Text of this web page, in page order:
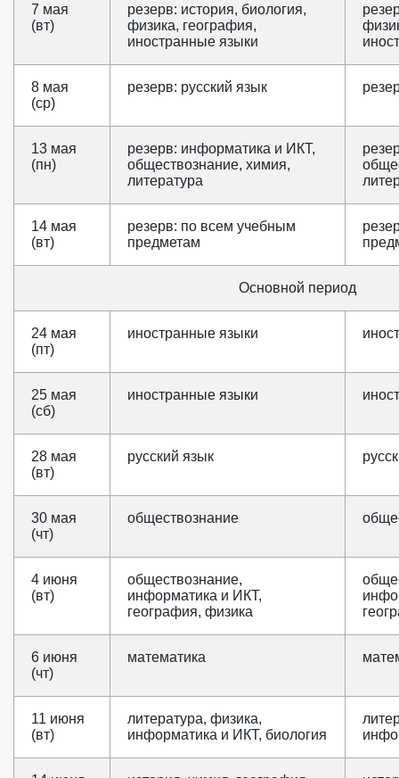
7 мая
(вт)
резерв: история, биология,
физика, география,
иностранные языки
8 мая
(ср)
резерв: русский язык
13 мая
(пн)
резерв: информатика и ИКТ,
обществознание, химия,
литература
14 мая
(вт)
резерв: по всем учебным
предметам
Основной период
24 мая
(пт)
иностранные языки
25 мая
(сб)
иностранные языки
28 мая
(вт)
русский язык
30 мая
(чт)
обществознание
4 июня
(вт)
обществознание,
информатика и ИКТ,
география, физика
6 июня
(чт)
математика
11 июня
(вт)
литература, физика,
информатика и ИКТ, биология